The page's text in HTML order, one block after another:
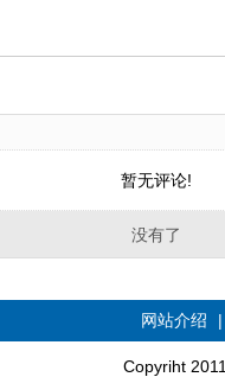
暂无评论!
没有了
网站介绍
Copyriht